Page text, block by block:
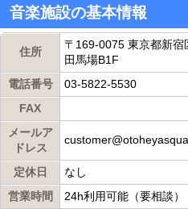
音楽施設の基本情報
住所
〒169-0075 東京都新
田馬場B1F
電話番号
03-5822-5530
FAX
メールア
ドレス
定休日
なし
営業時間
24h利用可能（要相談）